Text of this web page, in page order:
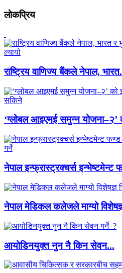
लाेकप्रिय
राष्ट्रिय वाणिज्य बैंकले नेपाल,
‘ग्लोबल आइएमई समुन्न योजना–२’
नेपाल इन्फ्रास्ट्रक्चर्स इन्भेष्टमेन्ट
नेपाल मेडिकल कलेजले माग्यो
आयोडिनयुक्त नुन नै किन सेवन...